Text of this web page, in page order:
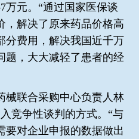
元。“通过国家医保谈
，解决了原来药品价格高
分费用，解决我国近千万
题，大大减轻了患者的经
联合采购中心负责人林
竞争性谈判的方式。“与
要对企业申报的数据做出